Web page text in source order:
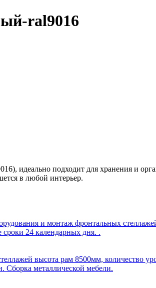
ral9016
идеально подходит для хранения и
в любой интерьер.
и монтаж фронтальных
24 календарных дня. .
высота рам 8500мм, количество
Сборка металлической мебели.